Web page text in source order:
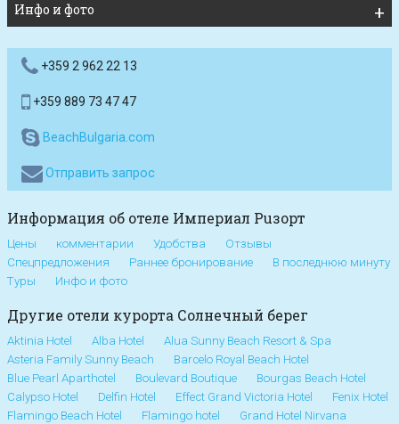
Инфо и фото
+359 2 962 22 13
+359 889 73 47 47
BeachBulgaria.com
Отправить запрос
Информация об отеле Империал Рuзорт
Цены комментарии Удобства
Отзывы
Спецпредложения
Раннее бронирование
В последнюю минуту
Туры
Инфо и фото
Другие отели курорта Солнечный берег
Aktinia Hotel Alba Hotel
Alua Sunny Beach Resort & Spa
Asteria Family Sunny Beach
Barcelo Royal Beach Hotel
Blue Pearl Aparthotel
Boulevard Boutique
Bourgas Beach Hotel
Calypso Hotel
Delfin Hotel Effect Grand Victoria Hotel
Fenix Hotel
Flamingo Beach Hotel
Flamingo hotel
Grand Hotel Nirvana